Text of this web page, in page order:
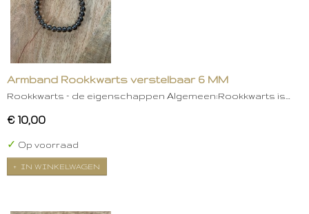
Armband Rookkwarts verstelbaar 6 MM
Rookkwarts – de eigenschappen Algemeen:Rookkwarts is…
€ 10,00
✓ Op voorraad
IN WINKELWAGEN